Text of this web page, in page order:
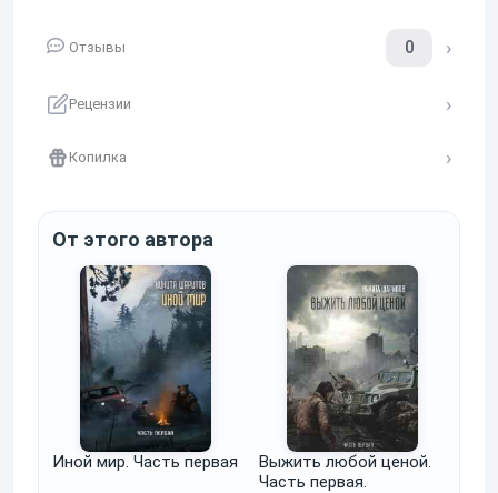
Отзывы 0
Рецензии
Копилка
От этого автора
Иной мир. Часть первая
Выжить любой ценой.
Часть первая.